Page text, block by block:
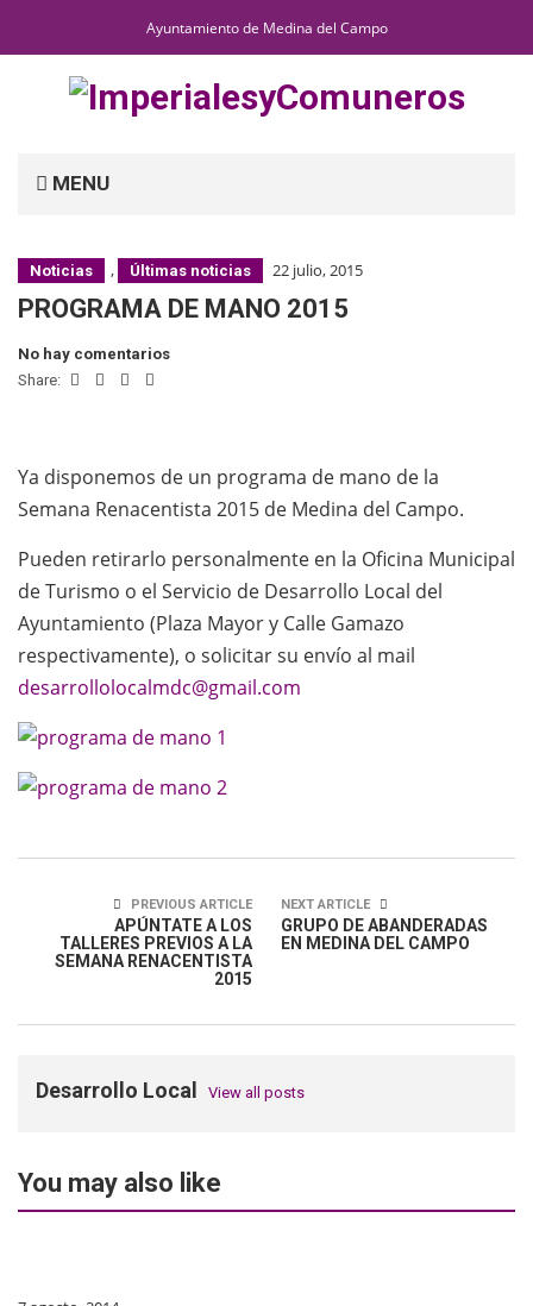
Ayuntamiento de Medina del Campo
MENU
Noticias , Últimas noticias 22 julio, 2015
PROGRAMA DE MANO 2015
No hay comentarios
Share:
Ya disponemos de un programa de mano de la
Semana Renacentista 2015 de Medina del Campo.
Pueden retirarlo personalmente en la Oficina Municipal
de Turismo o el Servicio de Desarrollo Local del
Ayuntamiento (Plaza Mayor y Calle Gamazo
respectivamente), o solicitar su envío al mail
desarrollolocalmdc@gmail.com
PREVIOUS ARTICLE
APÚNTATE A LOS
TALLERES PREVIOS A LA
SEMANA RENACENTISTA
2015
NEXT ARTICLE
GRUPO DE ABANDERADAS
EN MEDINA DEL CAMPO
Desarrollo Local View all posts
You may also like